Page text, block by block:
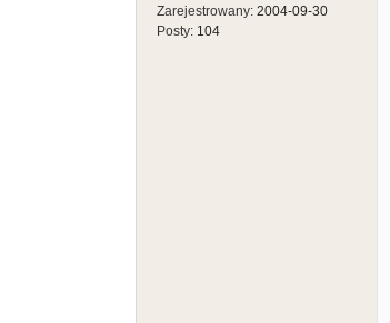
Zarejestrowany: 2004-09-30
Posty: 104